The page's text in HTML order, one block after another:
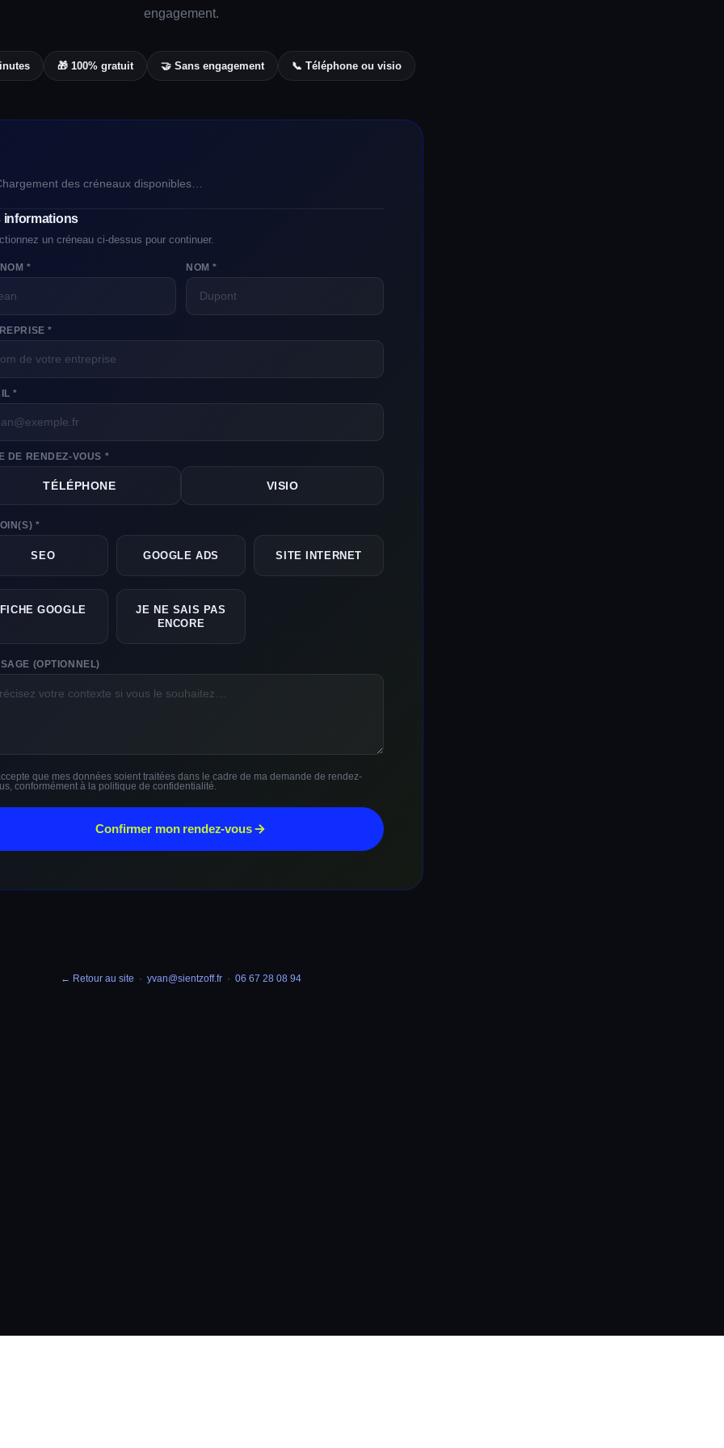
engagement.
🎁 100% gratuit 🤝 Sans engagement 📞 Téléphone ou visio
des créneaux disponibles…
informations
un créneau ci-dessus pour continuer.
* NOM *
*
*
DE RENDEZ-VOUS *
TÉLÉPHONE VISIO
*
SEO GOOGLE ADS SITE INTERNET
FICHE GOOGLE
JE NE SAIS PAS
ENCORE
(OPTIONNEL)
que mes données soient traitées dans le cadre de ma demande de rendez-
conformément à la politique de confidentialité.
Confirmer mon rendez-vous
← Retour au site · yvan@sientzoff.fr · 06 67 28 08 94